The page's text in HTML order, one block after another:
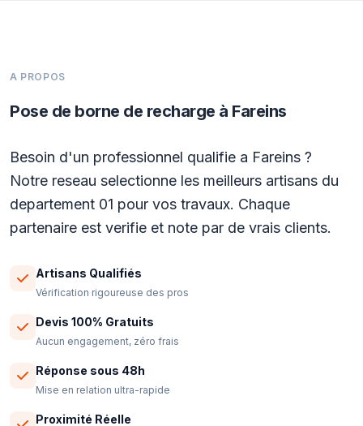
A PROPOS
Pose de borne de recharge à Fareins
Besoin d'un professionnel qualifie a Fareins ?
Notre reseau selectionne les meilleurs artisans du
departement 01 pour vos travaux. Chaque
partenaire est verifie et note par de vrais clients.
Artisans Qualifiés
Vérification rigoureuse des pros
Devis 100% Gratuits
Aucun engagement, zéro frais
Réponse sous 48h
Mise en relation ultra-rapide
Proximité Réelle